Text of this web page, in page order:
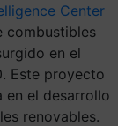
Center
combustibles
en el
Este proyecto
en el desarrollo
renovables.